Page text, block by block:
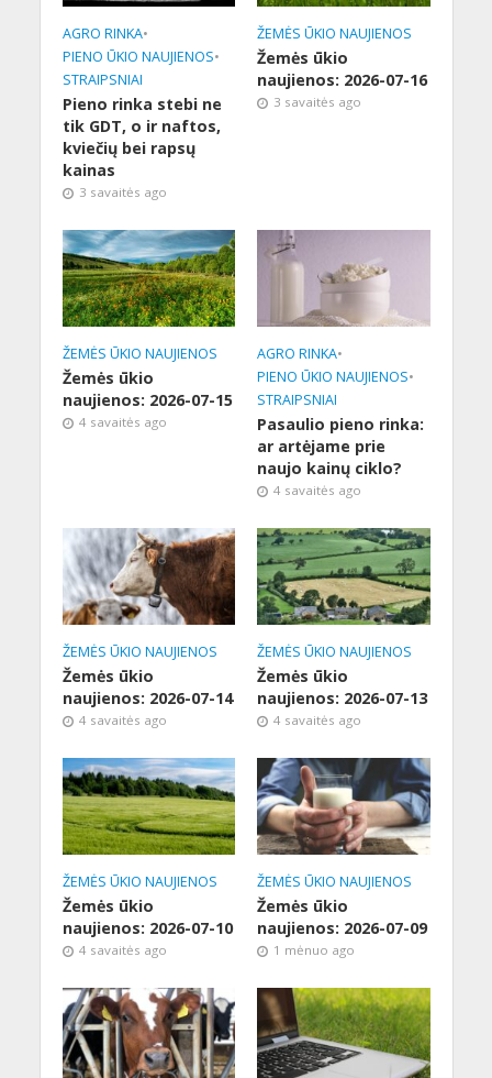
AGRO RINKA•
PIENO ŪKIO NAUJIENOS•
STRAIPSNIAI
Pieno rinka stebi ne
tik GDT, o ir naftos,
kviečių bei rapsų
kainas
3 savaitės ago
ŽEMĖS ŪKIO NAUJIENOS
Žemės ūkio
naujienos: 2026-07-16
3 savaitės ago
ŽEMĖS ŪKIO NAUJIENOS
Žemės ūkio
naujienos: 2026-07-15
4 savaitės ago
AGRO RINKA•
PIENO ŪKIO NAUJIENOS•
STRAIPSNIAI
Pasaulio pieno rinka:
ar artėjame prie
naujo kainų ciklo?
4 savaitės ago
ŽEMĖS ŪKIO NAUJIENOS
Žemės ūkio
naujienos: 2026-07-14
4 savaitės ago
ŽEMĖS ŪKIO NAUJIENOS
Žemės ūkio
naujienos: 2026-07-13
4 savaitės ago
ŽEMĖS ŪKIO NAUJIENOS
Žemės ūkio
naujienos: 2026-07-10
4 savaitės ago
ŽEMĖS ŪKIO NAUJIENOS
Žemės ūkio
naujienos: 2026-07-09
1 mėnuo ago